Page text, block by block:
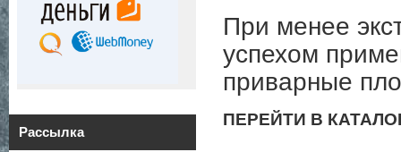
Рассылка
При менее
успехом
приварные
ПЕРЕЙТИ В